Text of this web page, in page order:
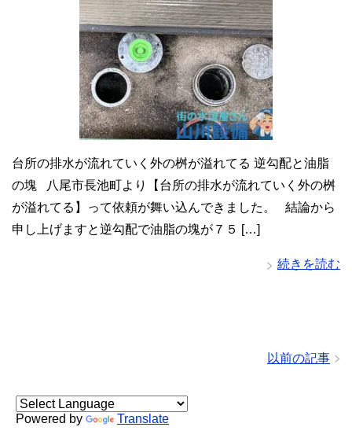
台所の排水が流れていく外の桝が溢れてる 逆勾配と油脂
の塊 八尾市長池町より【台所の排水が流れていく外の桝
が溢れてる】って依頼が舞い込んできました。 結論から
申し上げますと逆勾配で油脂の塊が７５ […]
続きを読む
以前の記事
Powered by Translate